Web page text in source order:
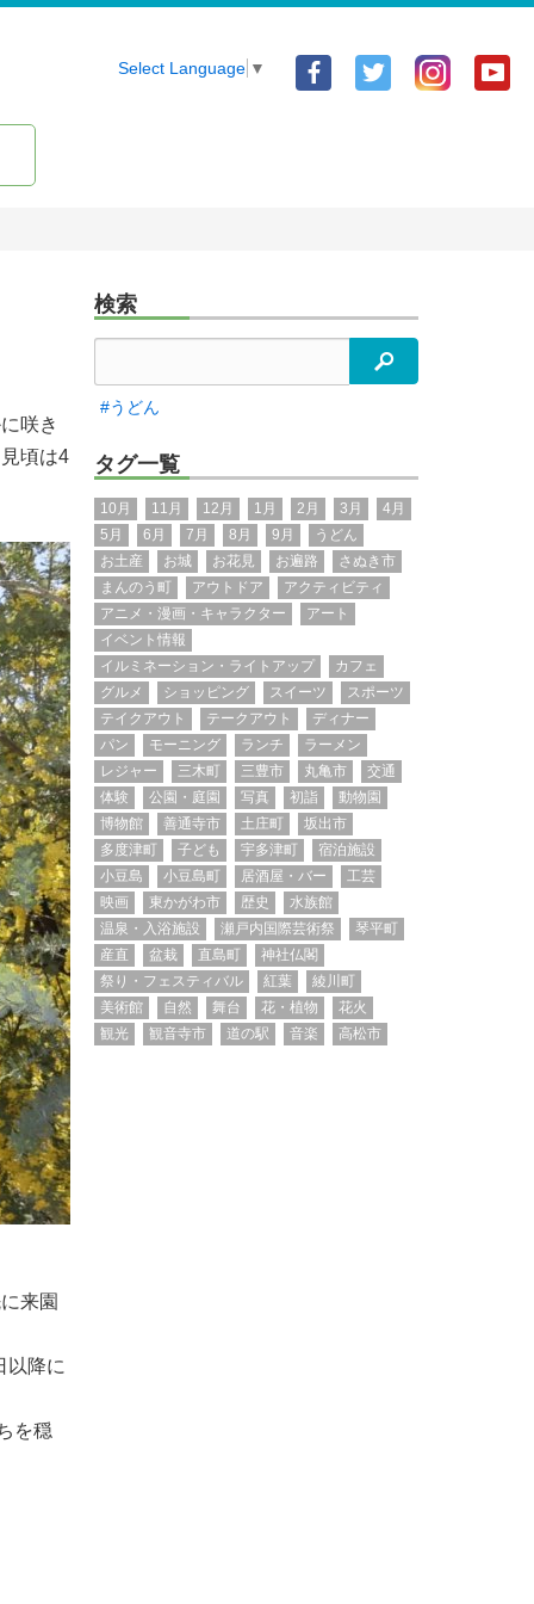
Facebook
Twitter
Select Language ▼
咲き
頃は4
来園
以降に
を穏
検索
検索
#うどん
タグ一覧
10月 11月 12月 1月 2月 3月
4月
5月
6月 7月 8月 9月
うどん
お土産
お城 お花見 お遍路
さぬき市
まんのう町
アウトドア
アクティビティ
アニメ・漫画・キャラクター
アート
イベント情報
イルミネーション・ライトアップ
カフェ
グルメ
ショッピング スイーツ
スポーツ
テイクアウト
テークアウト
ディナー
パン
モーニング ランチ
ラーメン
レジャー
三木町 三豊市 丸亀市
交通
体験
公園・庭園 写真 初詣
動物園
博物館
善通寺市 土庄町
坂出市
多度津町
子ども 宇多津町
宿泊施設
小豆島
小豆島町 居酒屋・バー
工芸
映画
東かがわ市 歴史
水族館
温泉・入浴施設
瀬戸内国際芸術祭
琴平町
産直
盆栽 直島町
神社仏閣
祭り・フェスティバル
紅葉
綾川町
美術館
自然 舞台 花・植物
花火
観光
観音寺市 道の駅 音楽 高松市